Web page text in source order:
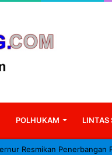
POLHUKAM LINTAS